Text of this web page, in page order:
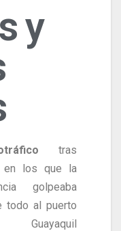
y
tras
en los que la
golpeaba
todo al puerto